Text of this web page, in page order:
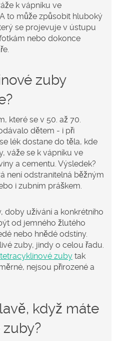
k vápníku ve
to může způsobit hluboký
se projevuje v ústupu
nebo dokonce
zuby
které se v 50. až 70.
dětem - i při
lék dostane do těla, kde
váže se k vápníku ve
a cementu. Výsledek?
není odstranitelná běžným
i zubním práškem.
doby užívání a konkrétního
od jemného žlutého
nebo hnědé odstíny.
zuby, jindy o celou řadu.
tetracyklinové zuby tak
nejsou přirozené a
když máte